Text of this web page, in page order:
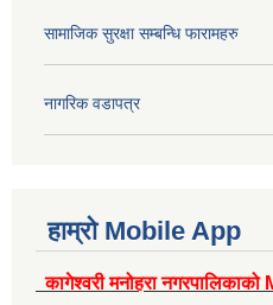
सामाजिक सुरक्षा सम्बन्धि फारामहरु
नागरिक वडापत्र
हाम्रो Mobile App
कागेश्वरी मनोहरा